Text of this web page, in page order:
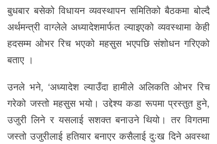
बुधबार बसेको विधायन व्यवस्थापन समितिको बैठकमा बोल्दै
अर्थमन्त्री वाग्लेले अध्यादेशमार्फत ल्याइएको व्यवस्थामा केही
हदसम्म ओभर रिच भएको महसुस भएपछि संशोधन गरिएको
बताए ।
उनले भने, ‘अध्यादेश ल्याउँदा हामीले अलिकति ओभर रिच
गरेको जस्तो महसुस भयो। उद्देश्य कडा रूपमा प्रस्तुत हुने,
उजुरी लिने र यसलाई सशक्त बनाउने थियो। तर विगतमा
जस्तो उजुरीलाई हतियार बनाएर कसैलाई दुःख दिने अवस्था